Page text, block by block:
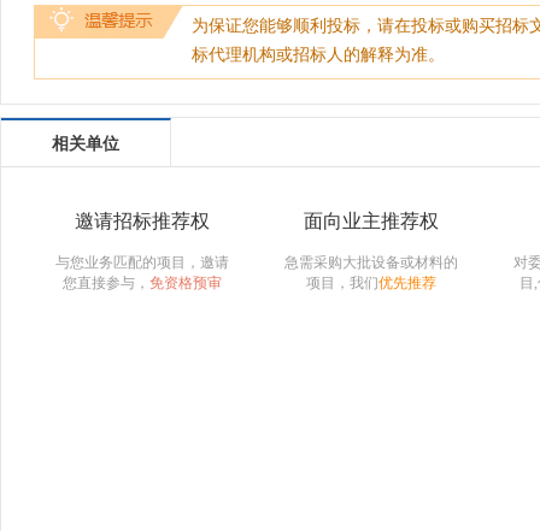
为保证您能够顺利投标，请在投标或购买招
标代理机构或招标人的解释为准。
相关单位
邀请招标推荐权
与您业务匹配的项目，邀请
您直接参与， 免资格预审
面向业主推荐权
急需采购大批设备或材料的
项目，我们优先推荐
对
目